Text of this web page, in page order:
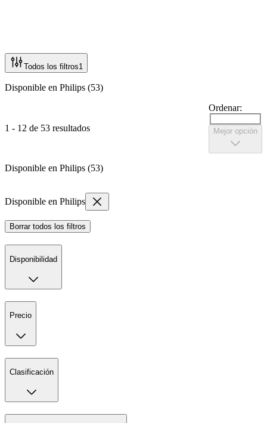
Todos los filtros1
Disponible en Philips (53)
1 - 12 de 53 resultados
Ordenar:
Mejor opción
Disponible en Philips (53)
Disponible en Philips
Borrar todos los filtros
Disponibilidad
Precio
Clasificación